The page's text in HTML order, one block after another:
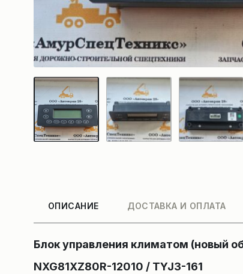
ОПИСАНИЕ ДОСТАВКА И ОПЛАТА
Блок управления климатом (новый
NXG81XZ80R-12010 / TYJ3-161